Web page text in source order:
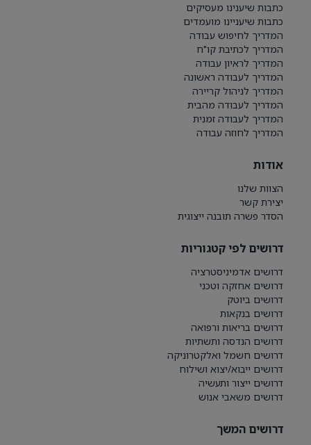
כתבות שיענינו מעסיקים
כתבות שיעניינו מועמדים
המדריך לחיפוש עבודה
המדריך לכתיבת קו"ח
המדריך לראיון עבודה
המדריך לעבודה ראשונה
המדריך לניהול קריירה
המדריך לעבודה מהבית
המדריך לעבודה זמנית
המדריך לחוזה עבודה
אודות
הצוות שלנו
יצירת קשר
הסדר פשרה תובנה ייצוגית
דרושים לפי קטגוריות
דרושים אדמיניסטרציה
דרושים אחזקה וטכני
דרושים ביוטק
דרושים בנקאות
דרושים בריאות ורפואה
דרושים הנדסה ותשתיות
דרושים חשמל ואלקטרוניקה
דרושים ייבוא/יצוא ושילוח
דרושים ייצור ותעשיה
דרושים משאבי אנוש
דרושים המשך